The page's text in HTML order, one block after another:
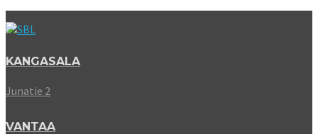
KANGASALA
Junatie 2
VANTAA